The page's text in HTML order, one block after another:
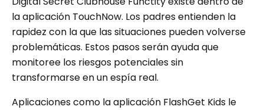
la aplicación TouchNow. Los padres entienden la
rapidez con la que las situaciones pueden volverse
problemáticas. Estos pasos serán ayuda que
monitoree los riesgos potenciales sin
transformarse en un espía real.
Aplicaciones como la aplicación FlashGet Kids le